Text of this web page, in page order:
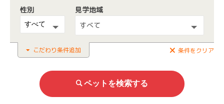
性別
見学地域
すべて
こだわり条件追加 条件をクリア